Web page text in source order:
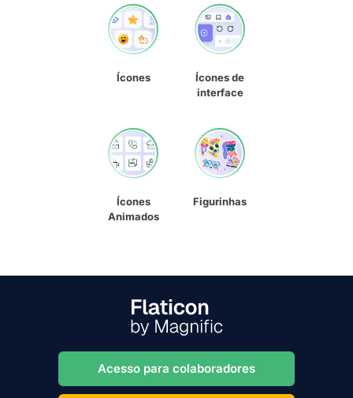
Ícones
Ícones de
interface
Ícones
Animados
Figurinhas
Acesso para colaboradores